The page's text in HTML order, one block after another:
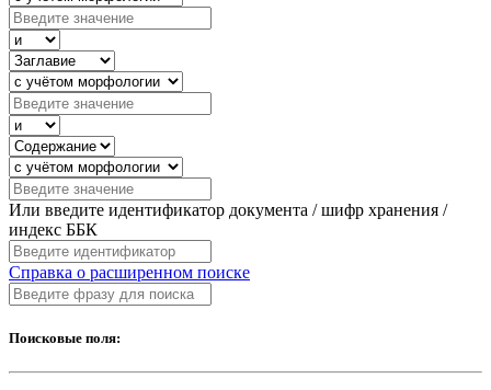
Или введите идентификатор документа / шифр хранения /
индекс ББК
Справка о расширенном поиске
Поисковые поля: